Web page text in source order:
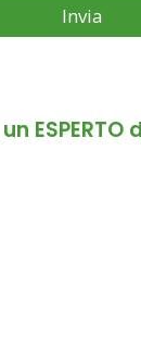
Invia
ESPERTO